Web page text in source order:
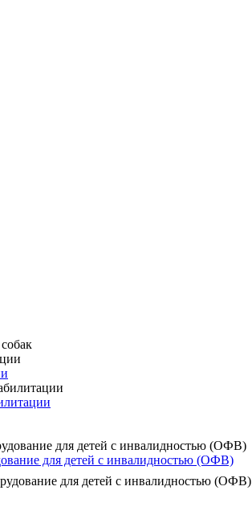
для детей с инвалидностью (ОФВ)
для детей с инвалидностью (ОФВ)